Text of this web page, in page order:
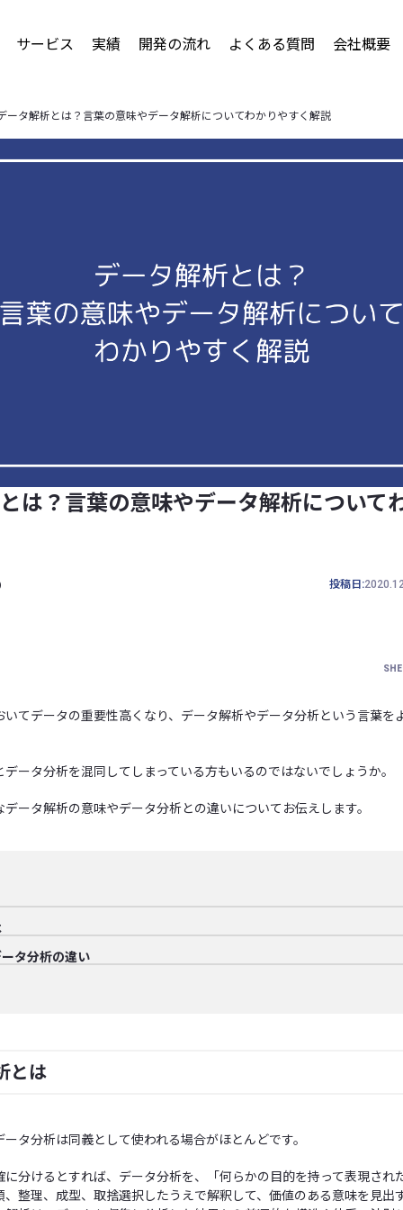
サービス 実績 開発の流れ よくある質問 会社概要
ータ解析とは？言葉の意味やデータ解析についてわかりやすく解説
は？言葉の意味やデータ解析について
投稿日:
いてデータの重要性高くなり、データ解析やデータ分析という言葉を
ータ分析を混同してしまっている方もいるのではないでしょうか。
ータ解析の意味やデータ分析との違いについてお伝えします。
タ分析の違い
とは
タ分析は同義として使われる場合がほとんどです。
に分けるとすれば、データ分析を、「何らかの目的を持って表現され
、整理、成型、取捨選択したうえで解釈して、価値のある意味を見出